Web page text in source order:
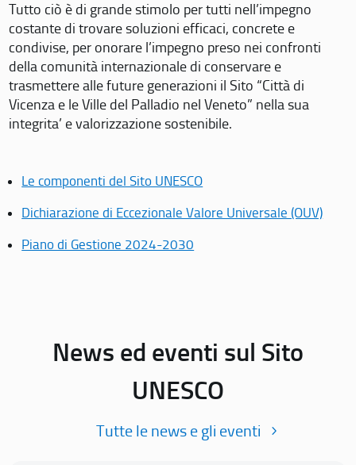
Tutto ciò è di grande stimolo per tutti nell’impegno
costante di trovare soluzioni efficaci, concrete e
condivise, per onorare l’impegno preso nei confronti
della comunità internazionale di conservare e
trasmettere alle future generazioni il Sito “Città di
Vicenza e le Ville del Palladio nel Veneto” nella sua
integrita’ e valorizzazione sostenibile.
Le componenti del Sito UNESCO
Dichiarazione di Eccezionale Valore Universale (OUV)
Piano di Gestione 2024-2030
News ed eventi sul Sito
UNESCO
Tutte le news e gli eventi